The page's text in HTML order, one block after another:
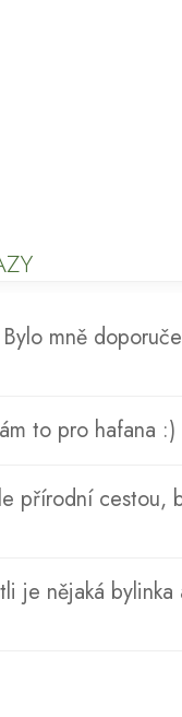
mně
to pro hafana :)
přírodní cestou,
je nějaká bylinka